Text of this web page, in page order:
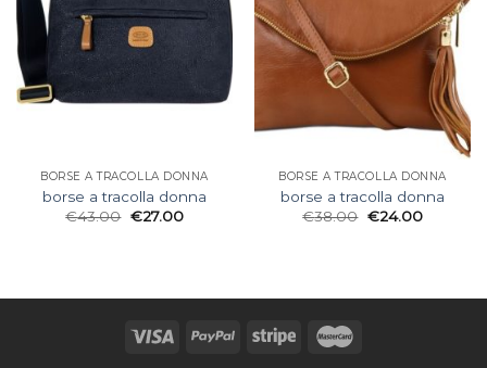
BORSE A TRACOLLA DONNA
borse a tracolla donna
€43.00 €27.00
BORSE A TRACOLLA DONNA
borse a tracolla donna
€38.00 €24.00